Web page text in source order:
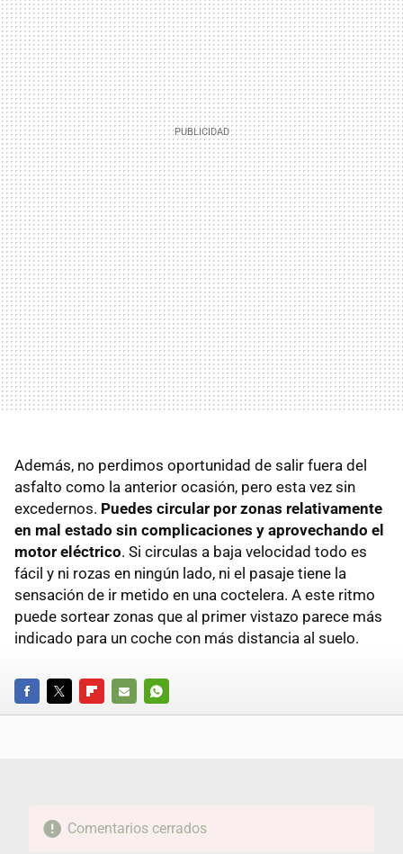
Además, no perdimos oportunidad de salir fuera del
asfalto como la anterior ocasión, pero esta vez sin
excedernos. Puedes circular por zonas relativamente
en mal estado sin complicaciones y aprovechando el
motor eléctrico. Si circulas a baja velocidad todo es
fácil y ni rozas en ningún lado, ni el pasaje tiene la
sensación de ir metido en una coctelera. A este ritmo
puede sortear zonas que al primer vistazo parece más
indicado para un coche con más distancia al suelo.
FACEBOOKTWITTERFLIPBOARD
E-
WHATSAPP
Comentarios cerrados